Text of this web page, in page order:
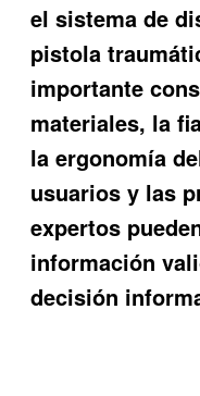
el sistema de
pistola
importante
materiales, la
la ergonomía
usuarios y las
expertos
información
decisión